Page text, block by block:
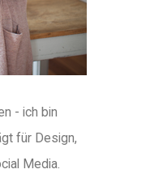
- ich bin
für Design,
Media.